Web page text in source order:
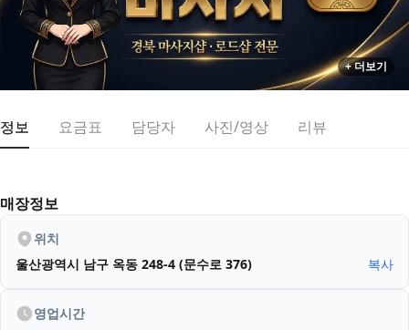
+ 더보기
정보 요금표 담당자 사진/영상 리뷰
매장정보
위치
울산광역시 남구 옥동 248-4 (문수로 376)
복사
영업시간